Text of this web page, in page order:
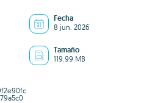
Fecha
8 jun. 2026
Tamaño
119.99 MB